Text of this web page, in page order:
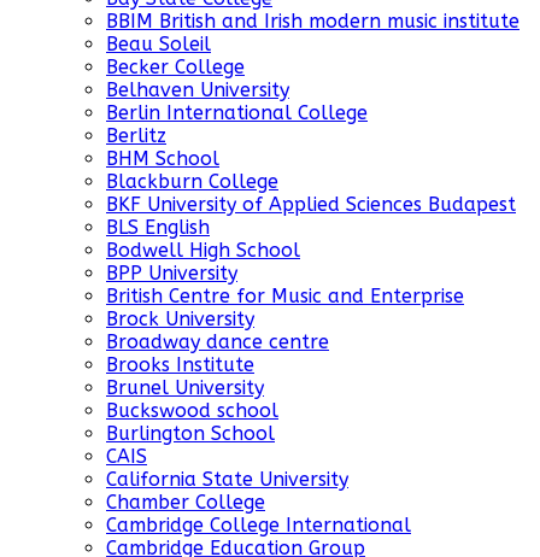
BBIM British and Irish modern music institute
Beau Soleil
Becker College
Belhaven University
Berlin International College
Berlitz
BHM School
Blackburn College
BKF University of Applied Sciences Budapest
BLS English
Bodwell High School
BPP University
British Centre for Music and Enterprise
Brock University
Broadway dance centre
Brooks Institute
Brunel University
Buckswood school
Burlington School
CAIS
California State University
Chamber College
Cambridge College International
Cambridge Education Group